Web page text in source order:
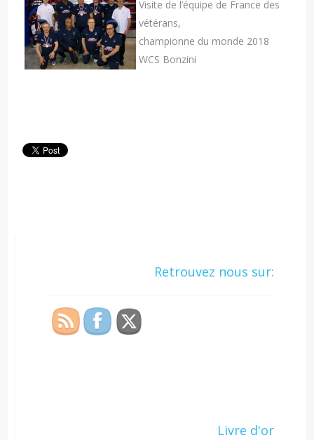
Visite de l’équipe de France des
vétérans,
championne du monde 2018
WCS Bonzini
Retrouvez nous sur:
Livre d'or